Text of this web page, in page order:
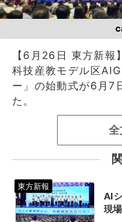
【6月26日 東方新報
科技産教モデル区
ー」の始動式が6月7
た。
全
AI
現